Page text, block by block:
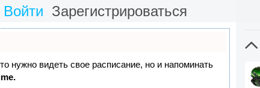
Войти Зарегистрироваться
нужно видеть свое расписание, но и напоминать
